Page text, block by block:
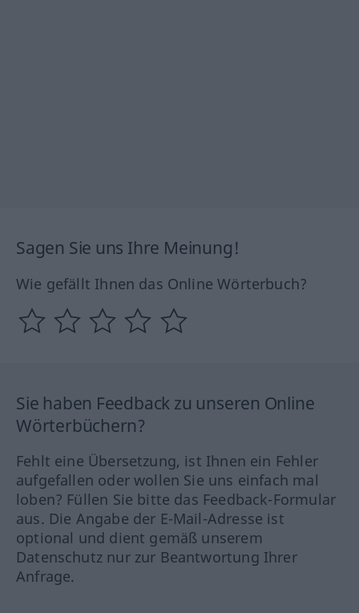
Sagen Sie uns Ihre Meinung!
Wie gefällt Ihnen das Online Wörterbuch?
Sie haben Feedback zu unseren Online
Wörterbüchern?
Fehlt eine Übersetzung, ist Ihnen ein Fehler
aufgefallen oder wollen Sie uns einfach mal
loben? Füllen Sie bitte das Feedback-Formular
aus. Die Angabe der E-Mail-Adresse ist
optional und dient gemäß unserem
Datenschutz nur zur Beantwortung Ihrer
Anfrage.